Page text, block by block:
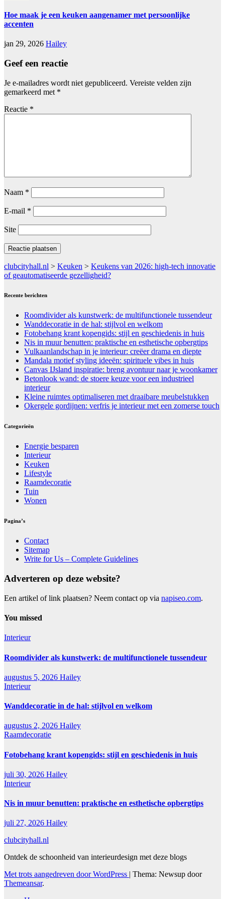
Hoe maak je een keuken aangenamer met persoonlijke
accenten
jan 29, 2026 Hailey
Geef een reactie
Je e-mailadres wordt niet gepubliceerd. Vereiste velden zijn
gemarkeerd met *
Reactie *
Naam *
E-mail *
Site
clubcityhall.nl > Keuken > Keukens van 2026: high-tech innovatie
of geautomatiseerde gezelligheid?
Recente berichten
Roomdivider als kunstwerk: de multifunctionele tussendeur
Wanddecoratie in de hal: stijlvol en welkom
Fotobehang krant kopengids: stijl en geschiedenis in huis
Nis in muur benutten: praktische en esthetische opbergtips
Vulkaanlandschap in je interieur: creëer drama en diepte
Mandala motief styling ideeën: spirituele vibes in huis
Canvas IJsland inspiratie: breng avontuur naar je woonkamer
Betonlook wand: de stoere keuze voor een industrieel
interieur
Kleine ruimtes optimaliseren met draaibare meubelstukken
Okergele gordijnen: verfris je interieur met een zomerse touch
Categorieën
Energie besparen
Interieur
Keuken
Lifestyle
Raamdecoratie
Tuin
Wonen
Pagina’s
Contact
Sitemap
Write for Us – Complete Guidelines
Adverteren op deze website?
Een artikel of link plaatsen? Neem contact op via napiseo.com.
You missed
Interieur
Roomdivider als kunstwerk: de multifunctionele tussendeur
augustus 5, 2026 Hailey
Interieur
Wanddecoratie in de hal: stijlvol en welkom
augustus 2, 2026 Hailey
Raamdecoratie
Fotobehang krant kopengids: stijl en geschiedenis in huis
juli 30, 2026 Hailey
Interieur
Nis in muur benutten: praktische en esthetische opbergtips
juli 27, 2026 Hailey
clubcityhall.nl
Ontdek de schoonheid van interieurdesign met deze blogs
Met trots aangedreven door WordPress | Thema: Newsup door
Themeansar.